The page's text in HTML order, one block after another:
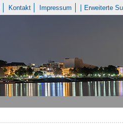
Kontakt Impressum Erweiterte